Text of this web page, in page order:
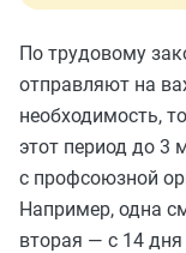
По трудовому
отправляют на
необходимость,
этот период до 3
с профсоюзной
Например, одна
вторая — с 14